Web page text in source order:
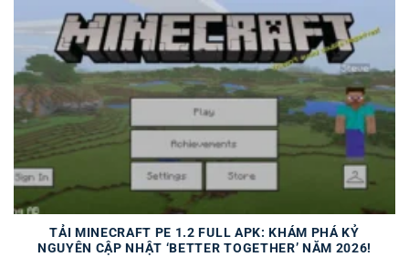
TẢI MINECRAFT PE 1.2 FULL APK: KHÁM PHÁ KỶ
NGUYÊN CẬP NHẬT ‘BETTER TOGETHER’ NĂM 2026!